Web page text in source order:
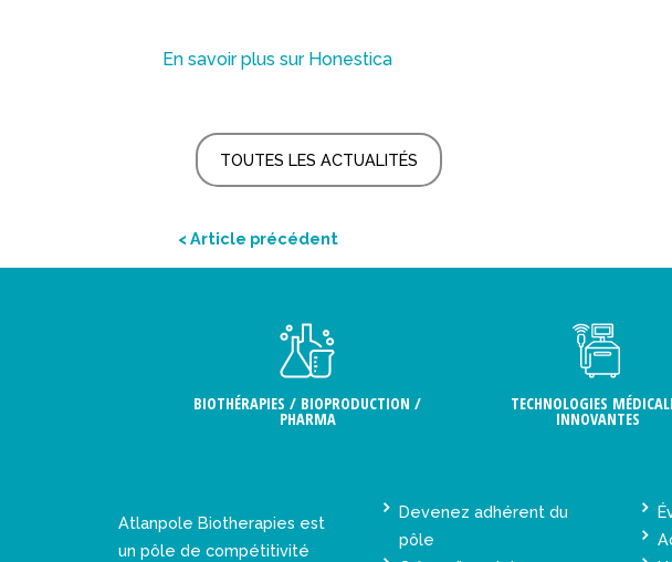
En savoir plus sur Honestica
TOUTES LES ACTUALITÉS
< Article précédent
BIOTHÉRAPIES / BIOPRODUCTION /
PHARMA
TECHNOLOGIES
INNOVANTES
Atlanpole Biotherapies est
un pôle de compétitivité
Devenez adhérent du
pôle